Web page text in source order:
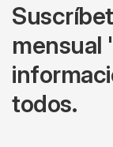
mensual
todos.